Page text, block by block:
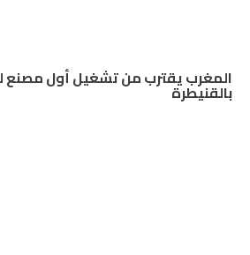
المغرب يقترب من تشغيل أول مصنع
بالقنيطرة